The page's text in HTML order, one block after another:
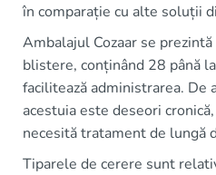
în comparație cu alte soluții
Ambalajul Cozaar se
blistere, conținând 28 până
facilitează administrarea. De
acestuia este deseori
necesită tratament de lungă
Tiparele de cerere sunt